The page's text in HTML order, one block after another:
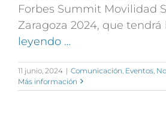
Forbes Summit Movilidad
Zaragoza 2024, que tendrá
leyendo …
11 junio, 2024 | Comunicación Eventos
Más información